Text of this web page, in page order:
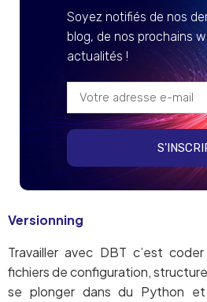
Soyez notifiés de nos
blog, de nos prochains
actualités !
Versionning
Travailler avec DBT c’est
fichiers de configuration,
se plonger dans du Python